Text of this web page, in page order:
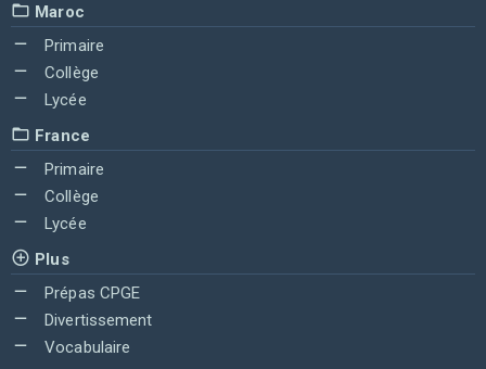
Maroc
Primaire
Collège
Lycée
France
Primaire
Collège
Lycée
Plus
Prépas CPGE
Divertissement
Vocabulaire